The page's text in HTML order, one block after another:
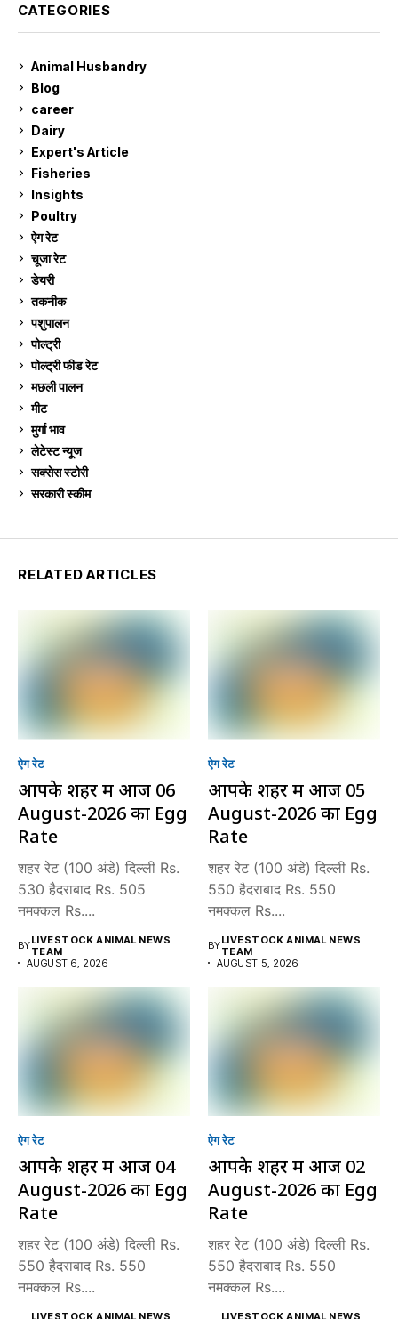
CATEGORIES
Animal Husbandry
Blog
career
Dairy
Expert's Article
Fisheries
Insights
Poultry
ऐग रेट
चूजा रेट
डेयरी
तकनीक
पशुपालन
पोल्ट्री
पोल्ट्री फीड रेट
मछली पालन
मीट
मुर्गा भाव
लेटेस्ट न्यूज
सक्सेस स्टो‍री
सरकारी स्की‍म
RELATED ARTICLES
ऐग रेट
आपके शहर में आज 06
August-2026 का Egg
Rate
शहर रेट (100 अंडे) दिल्ली Rs.
530 हैदराबाद Rs. 505
नमक्कल Rs....
BYLIVESTOCK ANIMAL NEWS
TEAM
AUGUST 6, 2026
ऐग रेट
आपके शहर में आज 05
August-2026 का Egg
Rate
शहर रेट (100 अंडे) दिल्ली Rs.
550 हैदराबाद Rs. 550
नमक्कल Rs....
BYLIVESTOCK ANIMAL NEWS
TEAM
AUGUST 5, 2026
ऐग रेट
आपके शहर में आज 04
August-2026 का Egg
Rate
शहर रेट (100 अंडे) दिल्ली Rs.
550 हैदराबाद Rs. 550
नमक्कल Rs....
LIVESTOCK ANIMAL NEWS
ऐग रेट
आपके शहर में आज 02
August-2026 का Egg
Rate
शहर रेट (100 अंडे) दिल्ली Rs.
550 हैदराबाद Rs. 550
नमक्कल Rs....
LIVESTOCK ANIMAL NEWS